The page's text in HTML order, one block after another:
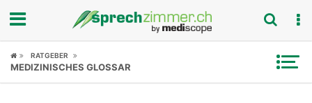
FokusRATGEBER
MEDIZINISCHES GLOSSAR